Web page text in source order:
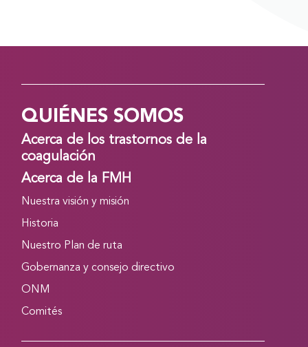
QUIÉNES SOMOS
Acerca de los trastornos de la
coagulación
Acerca de la FMH
Nuestra visión y misión
Historia
Nuestro Plan de ruta
Gobernanza y consejo directivo
ONM
Comités